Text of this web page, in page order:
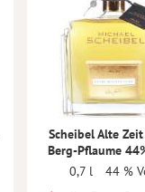
Scheibel Alte
Berg-Pflaume
0,7 l
44 %